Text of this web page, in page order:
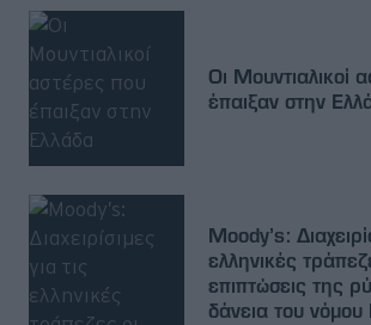
Οι Μουντιαλικοί
έπαιξαν στην
Moody’s:
ελληνικές
επιπτώσεις της
δάνεια του